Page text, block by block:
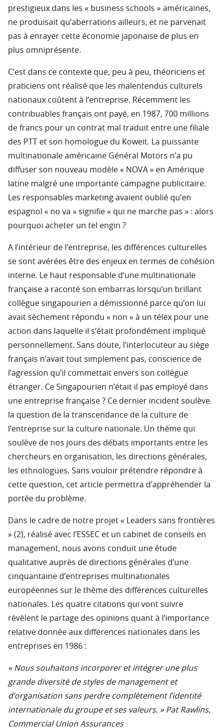
prestigieux dans les « business schools » américaines,
ne produisait qu’aberrations ailleurs, et ne parvenait
pas à enrayer cette économie japonaise de plus en
plus omniprésente.
C’est dans ce contexte que, peu à peu, théoriciens et
praticiens ont réalisé que les malentendus culturels
nationaux coûtent à l’entreprise. Récemment les
contribuables français ont payé, en 1987, 700 millions
de francs pour un contrat mal traduit entre une filiale
des PTT et son homologue du Koweit. La puissante
multinationale américaine Général Motors n’a pu
diffuser son nouveau modèle « NOVA » en Amérique
latine malgré une importante campagne publicitaire.
Les responsables marketing avaient oublié qu’en
espagnol « no va » signifie « qui ne marche pas » : alors
pourquoi acheter un tel engin ?
A l’intérieur de l’entreprise, les différences culturelles
se sont avérées être des enjeux en termes de cohésion
interne. Le haut responsable d’une multinationale
française a raconté son embarras lorsqu’un brillant
collègue singapourien a démissionné parce qu’on lui
avait sèchement répondu « non » à un télex pour une
action dans laquelle il s’était profondément impliqué
personnellement. Sans doute, l’interlocuteur au siège
français n’avait tout simplement pas, conscience de
l’agression qu’il commettait envers son collègue
étranger. Ce Singapourien n’était il pas employé dans
une entreprise française ? Ce dernier incident soulève
la question de la transcendance de la culture de
l’entreprise sur la culture nationale. Un thème qui
soulève de nos jours des débats importants entre les
chercheurs en organisation, les directions générales,
les ethnologues. Sans vouloir prétendre répondre à
cette question, cet article permettra d’appréhender la
portée du problème.
Dans le cadre de notre projet « Leaders sans frontières
» (2), réalisé avec l’ESSEC et un cabinet de conseils en
management, nous avons conduit une étude
qualitative auprès de directions générales d’une
cinquantaine d’entreprises multinationales
européennes sur le thème des différences culturelles
nationales. Les quatre citations qui vont suivre
révèlent le partage des opinions quant à l’importance
relative donnée aux différences nationales dans les
entreprises en 1986 :
« Nous souhaitons incorporer et intégrer une plus
grande diversité de styles de management et
d’organisation sans perdre complètement l’identité
internationale du groupe et ses valeurs. » Pat Rawlins,
Commercial Union Assurances